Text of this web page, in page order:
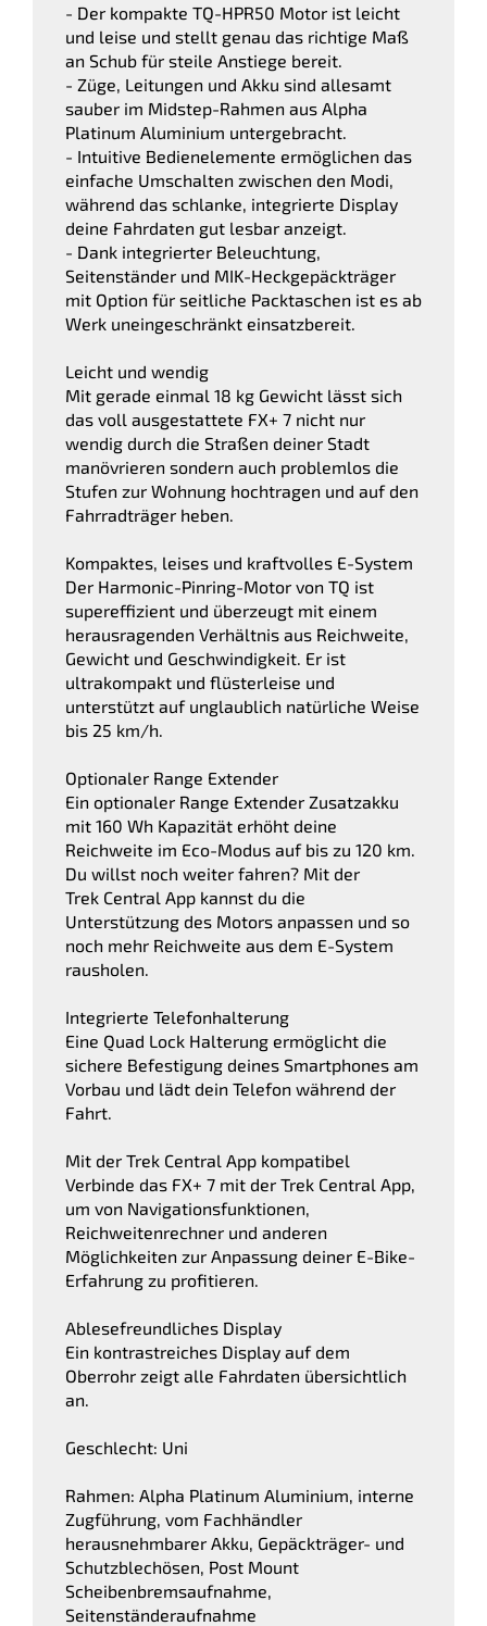
- Der kompakte TQ-HPR50 Motor ist leicht
und leise und stellt genau das richtige Maß
an Schub für steile Anstiege bereit.
- Züge, Leitungen und Akku sind allesamt
sauber im Midstep-Rahmen aus Alpha
Platinum Aluminium untergebracht.
- Intuitive Bedienelemente ermöglichen das
einfache Umschalten zwischen den Modi,
während das schlanke, integrierte Display
deine Fahrdaten gut lesbar anzeigt.
- Dank integrierter Beleuchtung,
Seitenständer und MIK-Heckgepäckträger
mit Option für seitliche Packtaschen ist es ab
Werk uneingeschränkt einsatzbereit.
Leicht und wendig
Mit gerade einmal 18 kg Gewicht lässt sich
das voll ausgestattete FX+ 7 nicht nur
wendig durch die Straßen deiner Stadt
manövrieren sondern auch problemlos die
Stufen zur Wohnung hochtragen und auf den
Fahrradträger heben.
Kompaktes, leises und kraftvolles E-System
Der Harmonic-Pinring-Motor von TQ ist
supereffizient und überzeugt mit einem
herausragenden Verhältnis aus Reichweite,
Gewicht und Geschwindigkeit. Er ist
ultrakompakt und flüsterleise und
unterstützt auf unglaublich natürliche Weise
bis 25 km/h.
Optionaler Range Extender
Ein optionaler Range Extender Zusatzakku
mit 160 Wh Kapazität erhöht deine
Reichweite im Eco-Modus auf bis zu 120 km.
Du willst noch weiter fahren? Mit der
Trek Central App kannst du die
Unterstützung des Motors anpassen und so
noch mehr Reichweite aus dem E-System
rausholen.
Integrierte Telefonhalterung
Eine Quad Lock Halterung ermöglicht die
sichere Befestigung deines Smartphones am
Vorbau und lädt dein Telefon während der
Fahrt.
Mit der Trek Central App kompatibel
Verbinde das FX+ 7 mit der Trek Central App,
um von Navigationsfunktionen,
Reichweitenrechner und anderen
Möglichkeiten zur Anpassung deiner E-Bike-
Erfahrung zu profitieren.
Ablesefreundliches Display
Ein kontrastreiches Display auf dem
Oberrohr zeigt alle Fahrdaten übersichtlich
an.
Geschlecht: Uni
Rahmen: Alpha Platinum Aluminium, interne
Zugführung, vom Fachhändler
herausnehmbarer Akku, Gepäckträger- und
Schutzblechösen, Post Mount
Scheibenbremsaufnahme,
Seitenständeraufnahme